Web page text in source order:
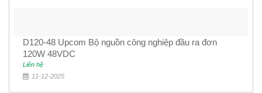
D120-48 Upcom Bộ nguồn công nghiệp đầu ra đơn
120W 48VDC
Liên hệ
11-12-2025